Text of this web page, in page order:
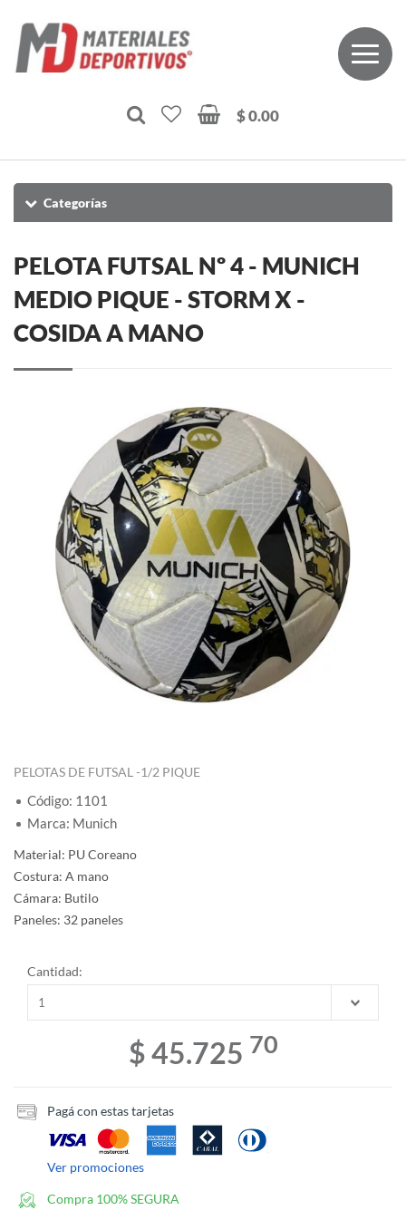
$ 0.00
Categorías
PELOTA FUTSAL Nº 4 - MUNICH
MEDIO PIQUE - STORM X -
COSIDA A MANO
PELOTAS DE FUTSAL -1/2 PIQUE
Código: 1101
Marca: Munich
Material: PU Coreano
Costura: A mano
Cámara: Butilo
Paneles: 32 paneles
Cantidad:
$ 45.725 70
Pagá con estas tarjetas
Ver promociones
Compra 100% SEGURA